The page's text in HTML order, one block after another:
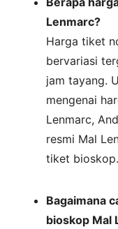
Lenmarc?
Harga tiket
bervariasi
jam tayang.
mengenai
Lenmarc,
resmi Mal
tiket bioskop.
Bagaimana
bioskop Mal